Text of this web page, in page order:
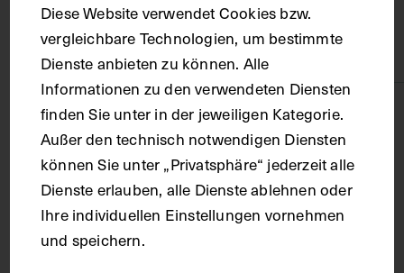
Karton
Technik
Fotografie
Diese Website verwendet Cookies bzw.
vergleichbare Technologien, um bestimmte
Dienste anbieten zu können. Alle
Informationen zu den verwendeten Diensten
finden Sie unter in der jeweiligen Kategorie.
Außer den technisch notwendigen Diensten
können Sie unter „Privatsphäre“ jederzeit alle
Dienste erlauben, alle Dienste ablehnen oder
Ihre individuellen Einstellungen vornehmen
und speichern.